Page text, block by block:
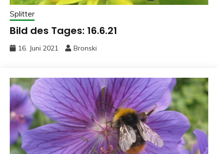
Splitter
Bild des Tages: 16.6.21
16. Juni 2021 Bronski